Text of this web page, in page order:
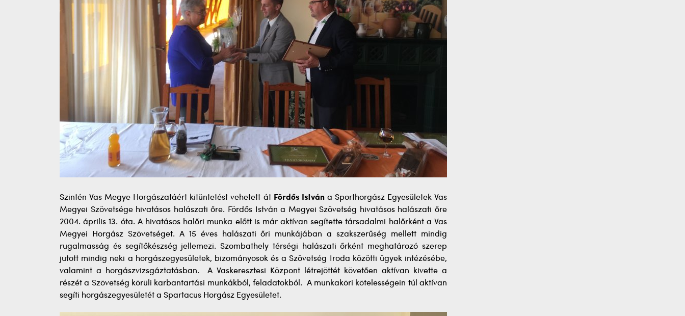
Szintén Vas Megye Horgászatáért kitüntetést vehetett át Fördős Istvána Sporthorgász Egyesületek Vas
Megyei Szövetsége hivatásos halászati őre. Fördős István a Megyei Szövetség hivatásos halászati őre
2004. április 13. óta. A hivatásos halőri munka előtt is már aktívan segítette társadalmi halőrként a Vas
Megyei Horgász Szövetséget. A 15 éves halászati őri munkájában a szakszerűség mellett mindig
rugalmasság és segítőkészség jellemezi. Szombathely térségi halászati őrként meghatározó szerep
jutott mindig neki a horgászegyesületek, bizományosok és a Szövetség Iroda közötti ügyek intézésébe,
valamint a horgászvizsgáztatásban. A Vaskeresztesi Központ létrejöttét követően aktívan kivette a
részét a Szövetség körüli karbantartási munkákból, feladatokból. A munkaköri kötelességein túl aktívan
segíti horgászegyesületét a Spartacus Horgász Egyesületet.